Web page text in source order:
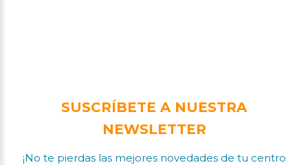
SUSCRÍBETE A NUESTRA
NEWSLETTER
¡No te pierdas las mejores novedades de tu centro